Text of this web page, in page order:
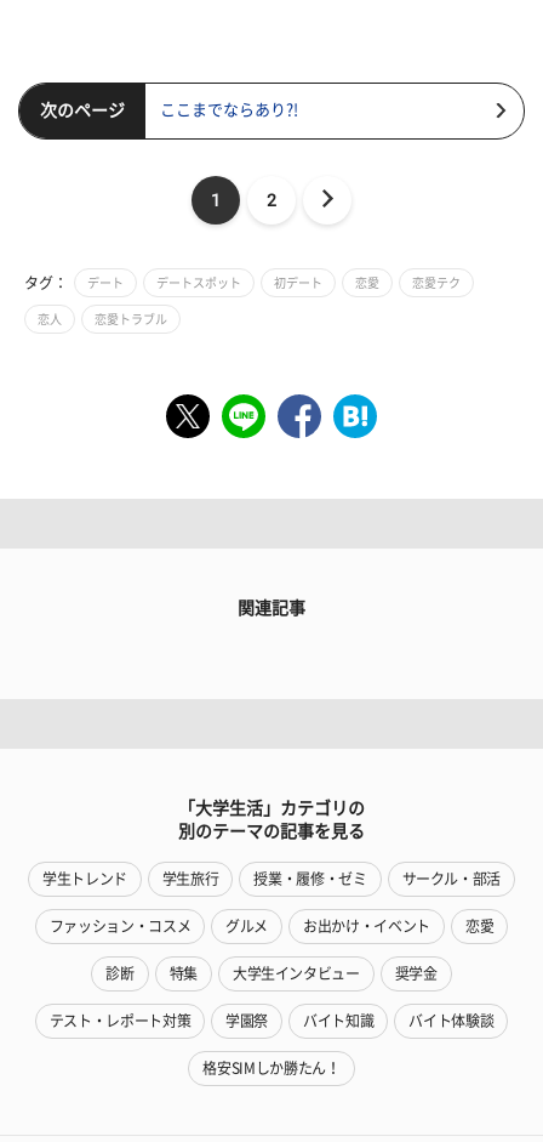
次のページ ここまでならあり?!
1 2
タグ： デート デートスポット 初デート 恋愛 恋愛テク
恋人 恋愛トラブル
関連記事
「大学生活」カテゴリの
別のテーマの記事を見る
学生トレンド 学生旅行 授業・履修・ゼミ サークル・部活
ファッション・コスメ グルメ お出かけ・イベント 恋愛
診断 特集 大学生インタビュー 奨学金
テスト・レポート対策 学園祭 バイト知識 バイト体験談
格安SIMしか勝たん！